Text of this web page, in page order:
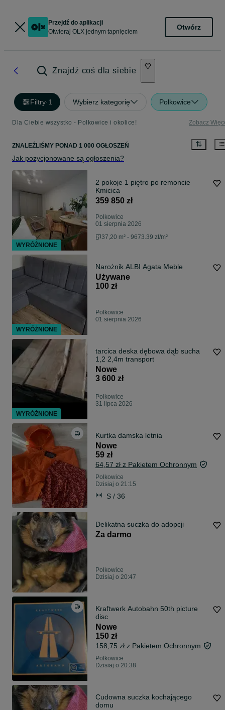
Przejdź do aplikacji
Otwieraj OLX jednym tapnięciem
Otwórz
Znajdź coś dla siebie
Filtry·1 Wybierz kategorię Polkowice
Dla Ciebie wszystko - Polkowice i okolice! Zobacz
ZNALEŹLIŚMY PONAD 1 000 OGŁOSZEŃ
Jak pozycjonowane są ogłoszenia?
2 pokoje 1 piętro po remoncie
Kmicica
359 850 zł
Polkowice
01 sierpnia 2026
37,20 m² - 9673.39 zł/m²
Narożnik ALBI Agata Meble
Używane
100 zł
Polkowice
01 sierpnia 2026
tarcica deska dębowa dąb sucha
1,2 2,4m transport
Nowe
3 600 zł
Polkowice
31 lipca 2026
Kurtka damska letnia
Nowe
59 zł
64,57 zł z Pakietem Ochronnym
Polkowice
Dzisiaj o 21:15
S / 36
Delikatna suczka do adopcji
Za darmo
Polkowice
Dzisiaj o 20:47
Kraftwerk Autobahn 50th picture
disc
Nowe
150 zł
158,75 zł z Pakietem Ochronnym
Polkowice
Dzisiaj o 20:38
Cudowna suczka kochającego
domu
WYRÓŻNIONE
WYRÓŻNIONE
WYRÓŻNIONE